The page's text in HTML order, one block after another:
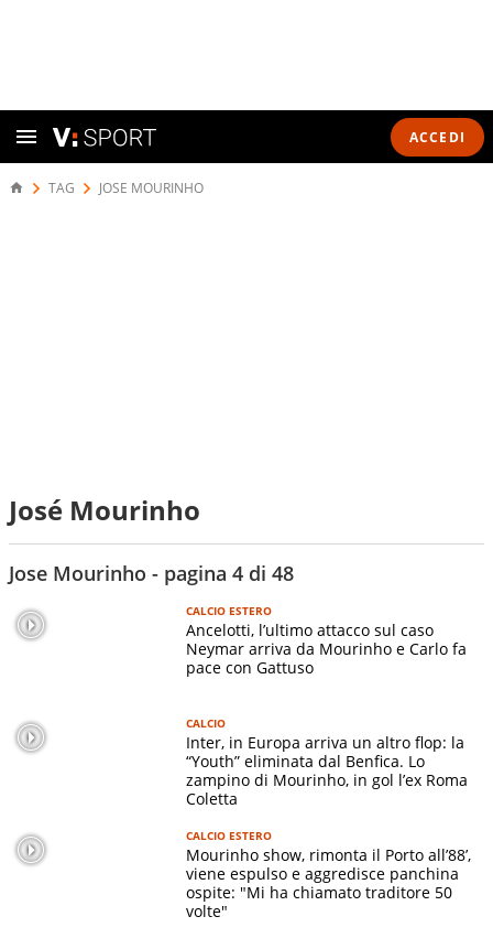
ACCEDI
TAG JOSE MOURINHO
José Mourinho
Jose Mourinho - pagina 4 di 48
CALCIO ESTERO
Ancelotti, l’ultimo attacco sul caso
Neymar arriva da Mourinho e Carlo fa
pace con Gattuso
CALCIO
Inter, in Europa arriva un altro flop: la
“Youth” eliminata dal Benfica. Lo
zampino di Mourinho, in gol l’ex Roma
Coletta
CALCIO ESTERO
Mourinho show, rimonta il Porto all’88’,
viene espulso e aggredisce panchina
ospite: "Mi ha chiamato traditore 50
volte"